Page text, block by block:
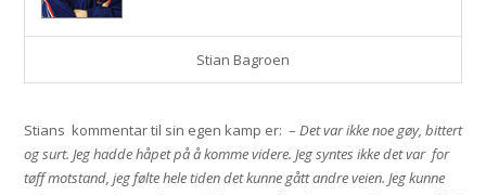
Stian Bagroen
Stians kommentar til sin egen kamp er: – Det var ikke noe gøy, bittert
og surt. Jeg hadde håpet på å komme videre. Jeg syntes ikke det var for
tøff motstand, jeg følte hele tiden det kunne gått andre veien. Jeg kunne